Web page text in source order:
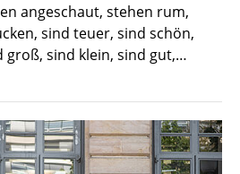
angeschaut, stehen rum,
sind teuer, sind schön,
groß, sind klein, sind gut,…